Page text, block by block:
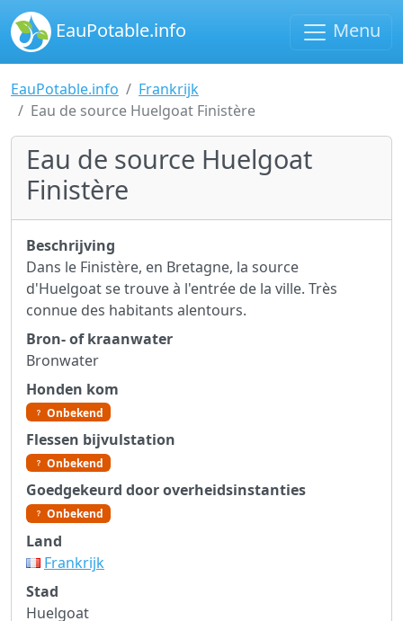
EauPotable.info Menu
EauPotable.info
Frankrijk
Eau de source Huelgoat Finistère
Eau de source Huelgoat
Finistère
Beschrijving
Dans le Finistère, en Bretagne, la source
d'Huelgoat se trouve à l'entrée de la ville. Très
connue des habitants alentours.
Bron- of kraanwater
Bronwater
Honden kom
Onbekend
Flessen bijvulstation
Onbekend
Goedgekeurd door overheidsinstanties
Onbekend
Land
Frankrijk
Stad
Huelgoat